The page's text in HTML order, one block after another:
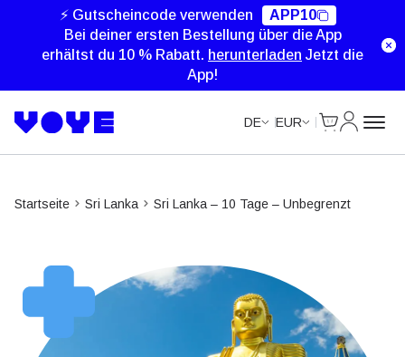
⚡ Gutscheincode verwenden
APP10
Bei deiner ersten Bestellung über die App
erhältst du 10 % Rabatt. herunterladen Jetzt die
App!
DE EUR
Startseite Sri Lanka Sri Lanka – 10 Tage – Unbegrenzt
Unlimited Data
Unlimited Data
Unlimited Data
Unlimited Data